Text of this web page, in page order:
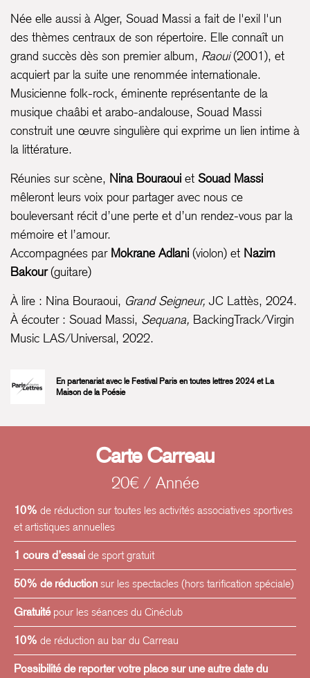
Née elle aussi à Alger, Souad Massi a fait de l'exil l'un
des thèmes centraux de son répertoire. Elle connaît un
grand succès dès son premier album, Raoui(2001), et
acquiert par la suite une renommée internationale.
Musicienne folk-rock, éminente représentante de la
musique chaâbi et arabo-andalouse, Souad Massi
construit une œuvre singulière qui exprime un lien intime à
la littérature.
Réunies sur scène, Nina Bouraoui et Souad Massi
mêleront leurs voix pour partager avec nous ce
bouleversant récit d’une perte et d’un rendez-vous par la
mémoire et l’amour.
Accompagnées par Mokrane Adlani (violon) et Nazim
Bakour(guitare)
À lire : Nina Bouraoui, Grand Seigneur, JC Lattès, 2024.
À écouter : Souad Massi, Sequana, BackingTrack/Virgin
Music LAS/Universal, 2022.
En partenariat avec le Festival Paris en toutes lettres 2024 et La
Maison de la Poésie
Carte Carreau
20€ / Année
10% de réduction sur toutes les activités associatives sportives
et artistiques annuelles
1 cours d’essai de sport gratuit
50% de réduction sur les spectacles (hors tarification spéciale)
Gratuitépour les séances du Cinéclub
10% de réduction au bar du Carreau
Possibilité de reporter votre place sur une autre date du